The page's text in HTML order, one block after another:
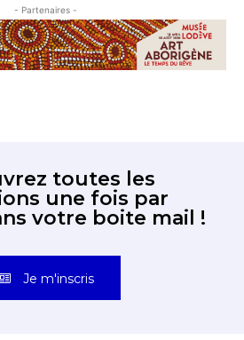
- Partenaires -
toutes les
une fois par
votre boite mail !
Je m'inscris